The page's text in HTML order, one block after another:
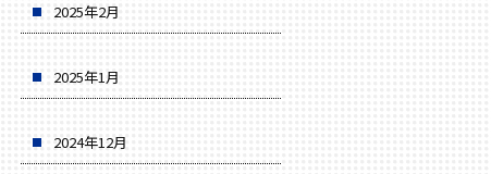
2025年2月
2025年1月
2024年12月